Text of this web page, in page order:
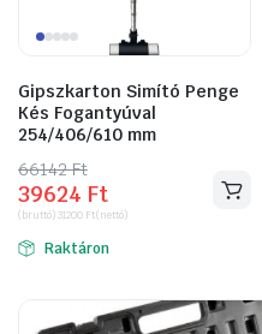
Gipszkarton Simító Penge
Kés Fogantyúval
254/406/610 mm
66142Ft
Original
price
was:
66142 Ft.
39624 Ft
Current
price
is:
39624 Ft.
(bruttó)31200 Ft(nettó)
Raktáron